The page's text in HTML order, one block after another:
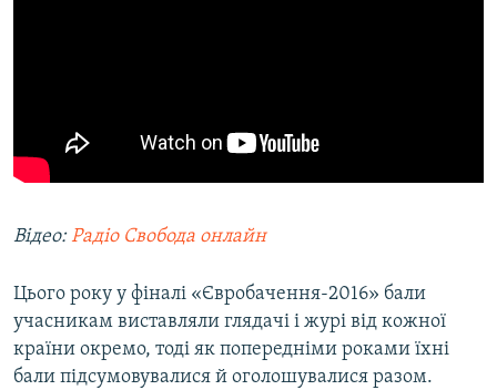
Відео:Радіо Свобода онлайн
Цього року у фіналі «Євробачення-2016» бали
учасникам виставляли глядачі і журі від кожної
країни окремо, тоді як попередніми роками їхні
бали підсумовувалися й оголошувалися разом.